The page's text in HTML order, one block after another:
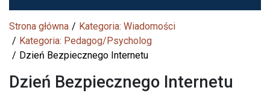
Strona główna
Kategoria: Wiadomości
Kategoria: Pedagog/Psycholog
Dzień Bezpiecznego Internetu
Dzień Bezpiecznego Internetu